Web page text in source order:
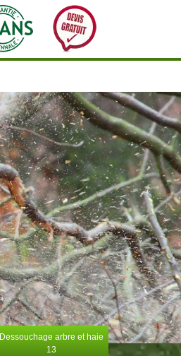
Dessouchage arbre et haie
13